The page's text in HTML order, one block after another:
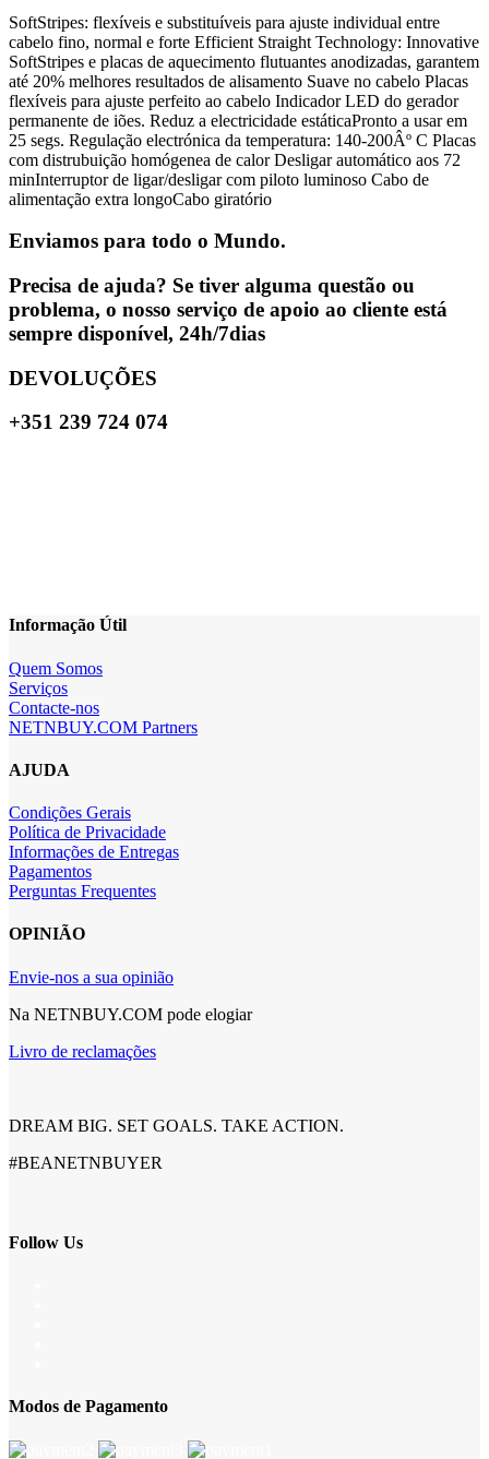
SoftStripes: flexíveis e substituíveis para ajuste individual entre
cabelo fino, normal e forte Efficient Straight Technology: Innovative
SoftStripes e placas de aquecimento flutuantes anodizadas, garantem
até 20% melhores resultados de alisamento Suave no cabelo Placas
flexíveis para ajuste perfeito ao cabelo Indicador LED do gerador
permanente de iões. Reduz a electricidade estáticaPronto a usar em
25 segs. Regulação electrónica da temperatura: 140-200Âº C Placas
com distrubuição homógenea de calor Desligar automático aos 72
minInterruptor de ligar/desligar com piloto luminoso Cabo de
alimentação extra longoCabo giratório
Enviamos para todo o Mundo.
Precisa de ajuda? Se tiver alguma questão ou
problema, o nosso serviço de apoio ao cliente está
sempre disponível, 24h/7dias
DEVOLUÇÕES
+351 239 724 074
Informação Útil
Quem Somos
Serviços
Contacte-nos
NETNBUY.COM Partners
AJUDA
Condições Gerais
Política de Privacidade
Informações de Entregas
Pagamentos
Perguntas Frequentes
OPINIÃO
Envie-nos a sua opinião
Na NETNBUY.COM pode elogiar
Livro de reclamações
DREAM BIG. SET GOALS. TAKE ACTION.
#BEANETNBUYER
Follow Us
Modos de Pagamento